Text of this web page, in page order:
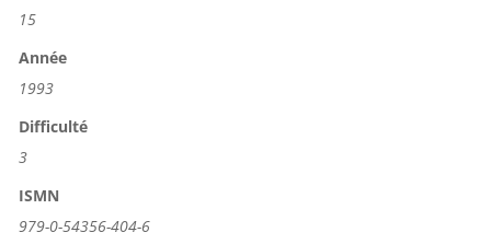
15
Année
1993
Difficulté
3
ISMN
979-0-54356-404-6